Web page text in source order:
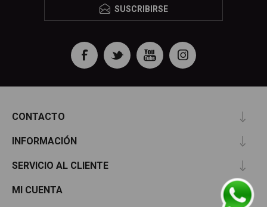
SUSCRIBIRSE
CONTACTO
INFORMACIÓN
SERVICIO AL CLIENTE
MI CUENTA